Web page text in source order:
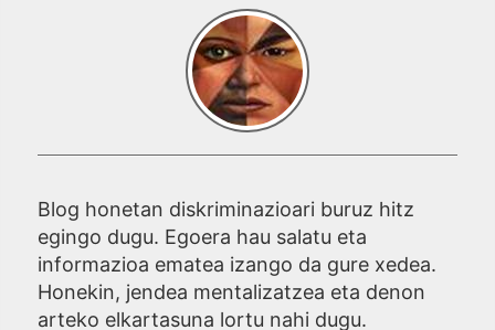
Blog honetan diskriminazioari buruz hitz
egingo dugu. Egoera hau salatu eta
informazioa ematea izango da gure xedea.
Honekin, jendea mentalizatzea eta denon
arteko elkartasuna lortu nahi dugu.